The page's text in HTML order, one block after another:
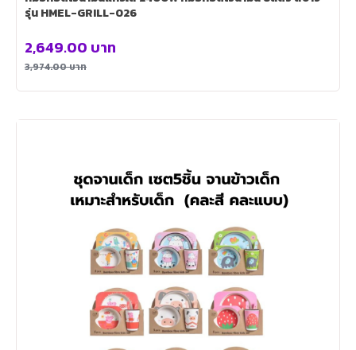
รุ่น HMEL-GRILL-026
3,974.00บาท
2,649.00 บาท